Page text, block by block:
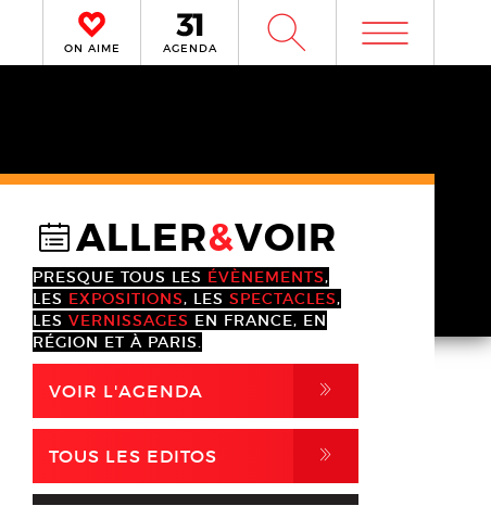
ON AIME AGENDA W m
@ALLER&VOIR
PRESQUE TOUS LES ÉVÈNEMENTS,
LES EXPOSITIONS, LES SPECTACLES,
LES VERNISSAGES EN FRANCE, EN
RÉGION ET À PARIS.
VOIR L'AGENDA ,
TOUS LES EDITOS ,